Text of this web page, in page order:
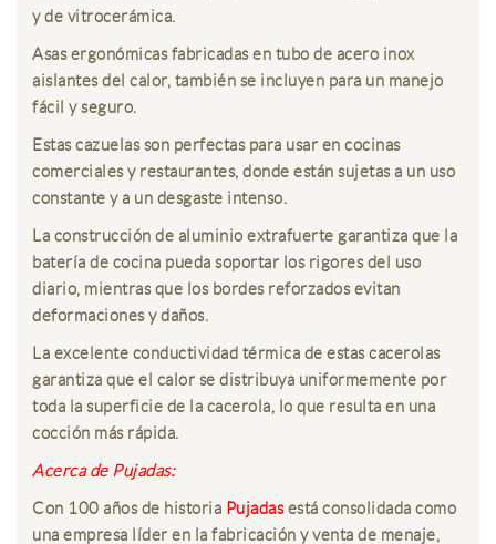
y de vitrocerámica.
Asas ergonómicas fabricadas en tubo de acero inox
aislantes del calor, también se incluyen para un manejo
fácil y seguro.
Estas cazuelas son perfectas para usar en cocinas
comerciales y restaurantes, donde están sujetas a un uso
constante y a un desgaste intenso.
La construcción de aluminio extrafuerte garantiza que la
batería de cocina pueda soportar los rigores del uso
diario, mientras que los bordes reforzados evitan
deformaciones y daños.
La excelente conductividad térmica de estas cacerolas
garantiza que el calor se distribuya uniformemente por
toda la superficie de la cacerola, lo que resulta en una
cocción más rápida.
Acerca de Pujadas:
Con 100 años de historia Pujadasestá consolidada como
una empresa líder en la fabricación y venta de menaje,